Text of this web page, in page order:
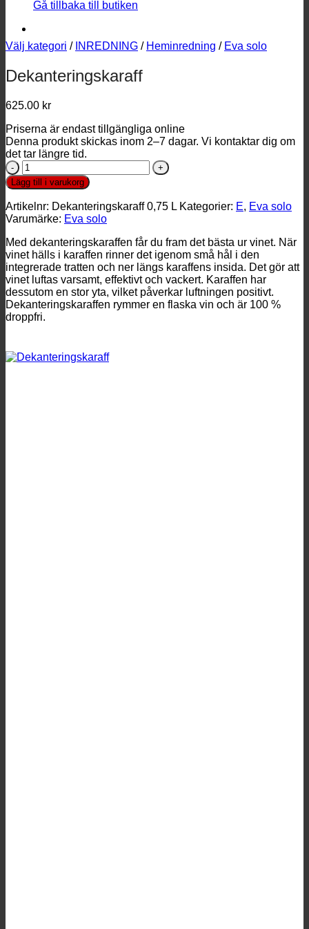
Gå tillbaka till butiken
Välj kategori / INREDNING / Heminredning / Eva solo
Dekanteringskaraff
625.00 kr
Priserna är endast tillgängliga online
Denna produkt skickas inom 2–7 dagar. Vi kontaktar dig om
det tar längre tid.
Dekanteringskaraff
mängd
Lägg till i varukorg
Artikelnr: Dekanteringskaraff 0,75 L Kategorier: E, Eva solo
Varumärke: Eva solo
Med dekanteringskaraffen får du fram det bästa ur vinet. När
vinet hälls i karaffen rinner det igenom små hål i den
integrerade tratten och ner längs karaffens insida. Det gör att
vinet luftas varsamt, effektivt och vackert. Karaffen har
dessutom en stor yta, vilket påverkar luftningen positivt.
Dekanteringskaraffen rymmer en flaska vin och är 100 %
droppfri.